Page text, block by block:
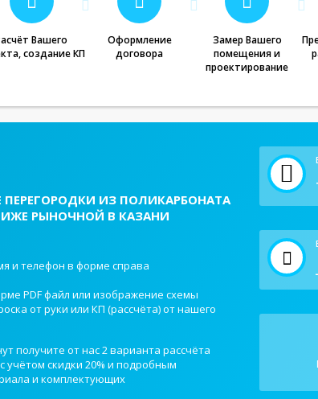
Вашего
создание КП
Оформление
договора
Замер Вашего
помещения и
проектирование
ИЗ ПОЛИКАРБОНАТА
РЫНОЧНОЙ В КАЗАНИ
и телефон в форме справа
PDF файл или изображение схемы
от руки или КП (рассчёта) от нашего
получите от нас 2 варианта рассчёта
учётом скидки 20% и подробным
и комплектующих